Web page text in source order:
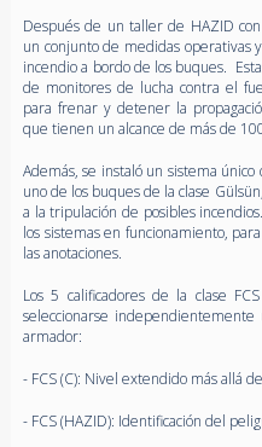
Después de un taller de HAZID
un conjunto de medidas operativas
incendio a bordo de los buques.
de monitores de lucha contra el
para frenar y detener la
que tienen un alcance de más de
Además, se instaló un sistema
uno de los buques de la clase
a la tripulación de posibles
los sistemas en funcionamiento,
las anotaciones.
Los 5 calificadores de la clase
seleccionarse
armador:
- FCS (C): Nivel extendido más allá
- FCS (HAZID): Identificación del